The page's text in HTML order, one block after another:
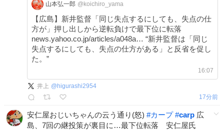
山本弘一郎 @koichiro_yama
【広島】新井監督「同じ失点するにしても、失点の仕
方が」押し出しから逆転負けで最下位に転落
news.yahoo.co.jp/articles/a048a… “新井監督は「同じ
失点するにしても、失点の仕方がある」と反省を促し
た。”
16:07
井上 @ higurashi2954
17分前
安仁屋おじいちゃんの云う通り(怒) #カープ #carp 広
島、7回の継投策が裏目に…最下位転落 安仁屋氏